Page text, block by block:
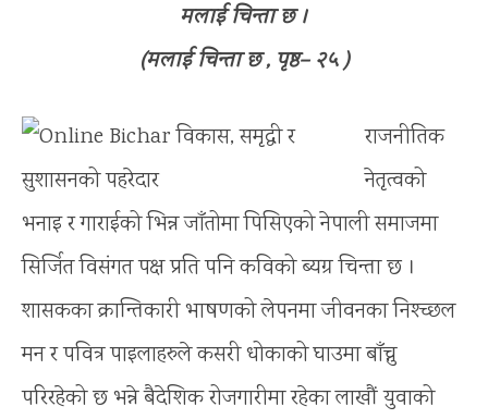
मलाई चिन्ता छ ।
(मलाई चिन्ता छ , पृष्ठ– २५ )
राजनीतिक
नेतृत्वको
भनाइ र गाराईको भिन्न जाँतोमा पिसिएको नेपाली समाजमा
सिर्जित विसंगत पक्ष प्रति पनि कविको ब्यग्र चिन्ता छ ।
शासकका क्रान्तिकारी भाषणको लेपनमा जीवनका निश्च्छल
मन र पवित्र पाइलाहरुले कसरी धोकाको घाउमा बाँच्नु
परिरहेको छ भन्ने बैदेशिक रोजगारीमा रहेका लाखौं युवाको